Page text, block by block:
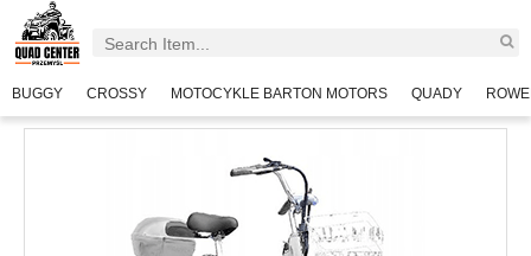
BUGGY CROSSY MOTOCYKLE BARTON MOTORS QUADY